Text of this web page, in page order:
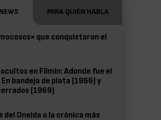
MIRA QUIÉN HABLA
que conquistaron el
en Filmin: Adonde fue el
bandeja de plata (1966) y
(1969)
del Oneida o la crónica más